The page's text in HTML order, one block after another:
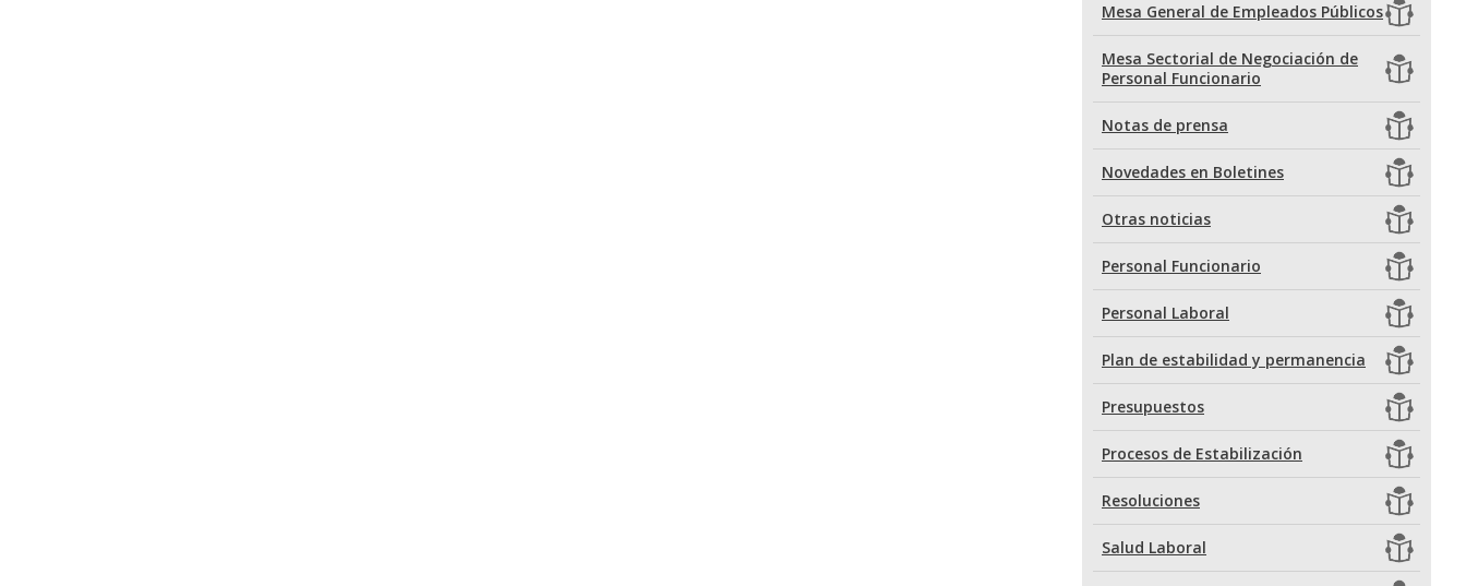
Mesa General de Empleados Públicos
Mesa Sectorial de Negociación de
Personal Funcionario
Notas de prensa
Novedades en Boletines
Otras noticias
Personal Funcionario
Personal Laboral
Plan de estabilidad y permanencia
Presupuestos
Procesos de Estabilización
Resoluciones
Salud Laboral